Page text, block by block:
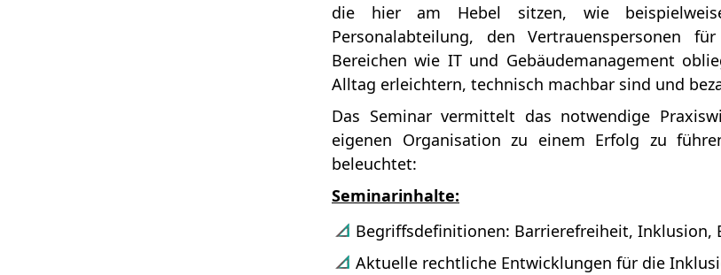
die hier am Hebel sitzen, wie
Personalabteilung, den Vertrauenspersonen
Bereichen wie IT und Gebäudemanagement
Alltag erleichtern, technisch machbar sind und
Das Seminar vermittelt das notwendige
eigenen Organisation zu einem Erfolg zu
beleuchtet:
Seminarinhalte:
Begriffsdefinitionen: Barrierefreiheit, Inklusion,
Aktuelle rechtliche Entwicklungen für die